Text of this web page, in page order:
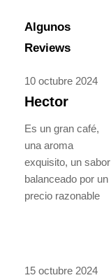
Algunos
Reviews
10 octubre 2024
Hector
Es un gran café,
una aroma
exquisito, un sabor
balanceado por un
precio razonable
15 octubre 2024